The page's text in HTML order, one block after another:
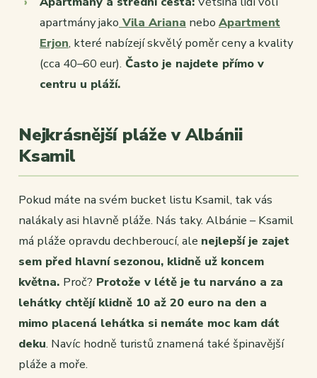
apartmány jako Vila Ariana nebo Apartment
Erjon, které nabízejí skvělý poměr ceny a kvality
(cca 40–60 eur). Často je najdete přímo v
centru u pláží.
Nejkrásnější pláže v Albánii
Ksamil
Pokud máte na svém bucket listu Ksamil, tak vás
nalákaly asi hlavně pláže. Nás taky. Albánie – Ksamil
má pláže opravdu dechberoucí, ale nejlepší je zajet
sem před hlavní sezonou, klidně už koncem
května. Proč? Protože v létě je tu narváno a za
lehátky chtějí klidně 10 až 20 euro na den a
mimo placená lehátka si nemáte moc kam dát
deku. Navíc hodně turistů znamená také špinavější
pláže a moře.